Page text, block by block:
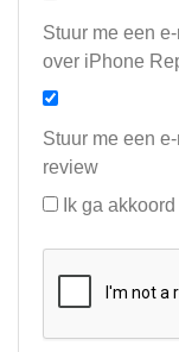
Stuur me een
over iPhone
Stuur me een
review
Ik ga